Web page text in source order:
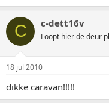
C c-dett16v
Loopt hier de deur
18 jul 2010
dikke caravan!!!!!